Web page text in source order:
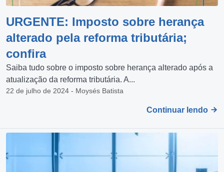
URGENTE: Imposto sobre herança
alterado pela reforma tributária;
confira
Saiba tudo sobre o imposto sobre herança alterado após a
atualização da reforma tributária. A...
22 de julho de 2024 - Moysés Batista
Continuar lendo